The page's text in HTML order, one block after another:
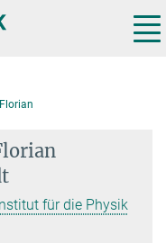
für die Physik